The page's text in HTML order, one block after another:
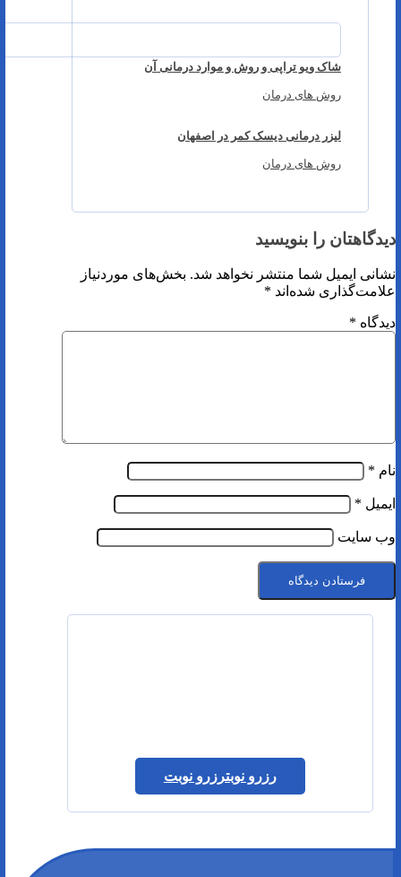
شاک ویو تراپی و روش و موارد درمانی آن
روش های درمان
لیزر درمانی دیسک کمر در اصفهان
روش های درمان
دیدگاهتان را بنویسید
نشانی ایمیل شما منتشر نخواهد شد. بخش‌های موردنیاز
علامت‌گذاری شده‌اند *
دیدگاه *
نام *
ایمیل *
وب‌ سایت
رزرو نوبترزرو نوبت